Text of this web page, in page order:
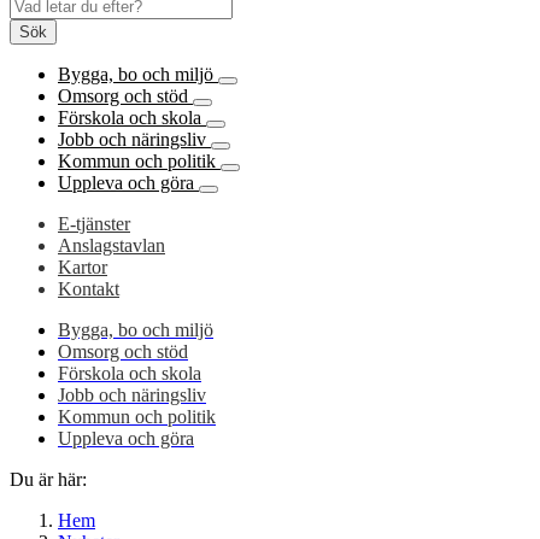
Sök
Bygga, bo och miljö
Omsorg och stöd
Förskola och skola
Jobb och näringsliv
Kommun och politik
Uppleva och göra
E-tjänster
Anslagstavlan
Kartor
Kontakt
Bygga, bo och miljö
Omsorg och stöd
Förskola och skola
Jobb och näringsliv
Kommun och politik
Uppleva och göra
Du är här:
Hem